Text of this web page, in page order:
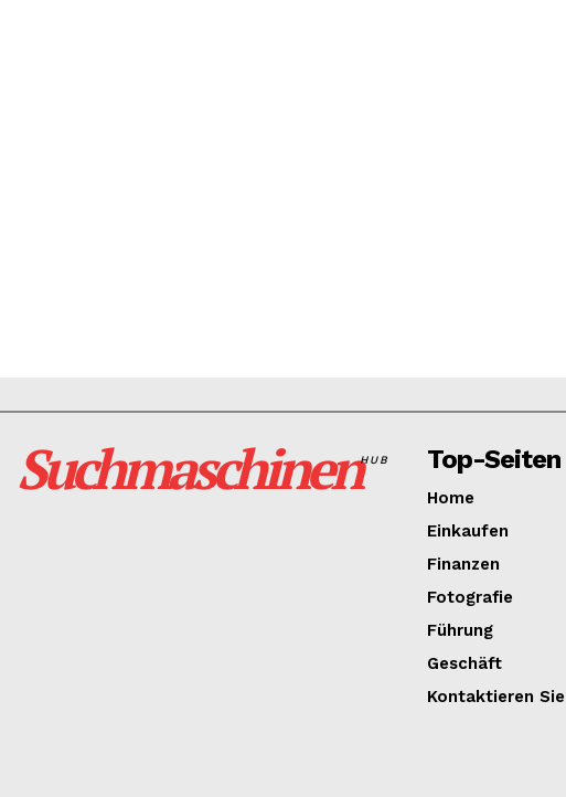
SuchmaschinenHUB Top-Seiten
Home
Einkaufen
Finanzen
Fotografie
Führung
Geschäft
Kontaktieren